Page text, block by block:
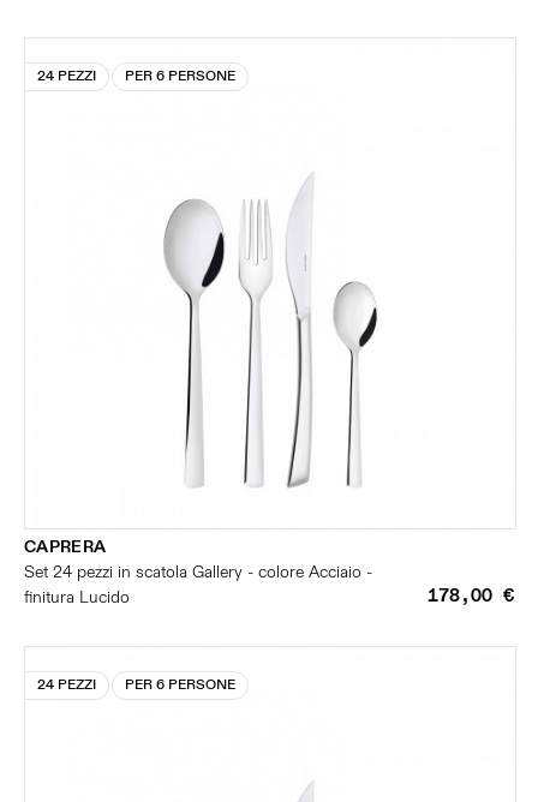
24 PEZZI PER 6 PERSONE
CAPRERA
Set 24 pezzi in scatola Gallery - colore Acciaio -
finitura Lucido
178,00 €
24 PEZZI PER 6 PERSONE